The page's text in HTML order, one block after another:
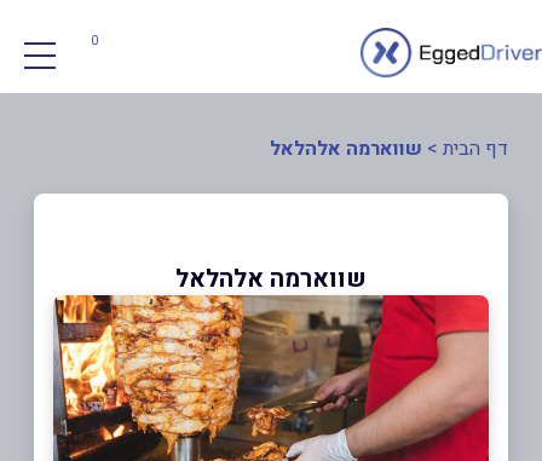
0
דף הבית > שווארמה אלהלאל
שווארמה אלהלאל